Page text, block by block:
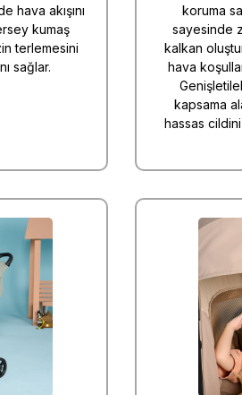
hava akışını
kumaş
terlemesini
sağlar.
koruma
sayesinde
kalkan
hava
kapsama
hassas